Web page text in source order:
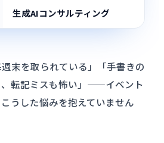
生成AIコンサルティング
週末を取られている」「手書きの
転記ミスも怖い」——イベント
うした悩みを抱えていません